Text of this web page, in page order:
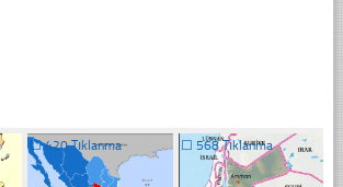
☐420 Tıklanma ☐ 568 Tıklanma